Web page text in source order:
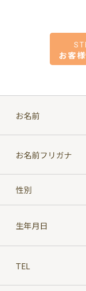
お客
お名前
お名前フリガナ
性別
生年月日
TEL